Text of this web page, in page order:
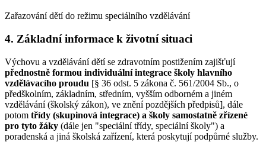
Zařazování dětí do režimu speciálního vzdělávání
4. Základní informace k životní situaci
Výchovu a vzdělávání dětí se zdravotním postižením zajišťují
přednostně formou individuální integrace školy hlavního
vzdělávacího proudu [§ 36 odst. 5 zákona č. 561/2004 Sb., o
předškolním, základním, středním, vyšším odborném a jiném
vzdělávání (školský zákon), ve znění pozdějších předpisů], dále
potom třídy (skupinová integrace) a školy samostatně zřízené
pro tyto žáky (dále jen "speciální třídy, speciální školy") a
poradenská a jiná školská zařízení, která poskytují podpůrné služby.